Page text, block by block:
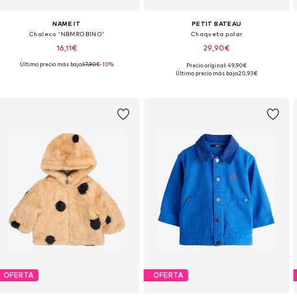
NAME IT
Chaleco 'NBMROBINO'
16,11€
Tallas disponibles: 50, 62, 68, 80, 86
Último precio más bajo:17,90€-10%
PETIT BATEAU
Chaqueta polar
29,90€
Tallas disponibles: 62, 68
Precio original: 49,90€
Último precio más bajo:20,93€
OFERTA OFERTA